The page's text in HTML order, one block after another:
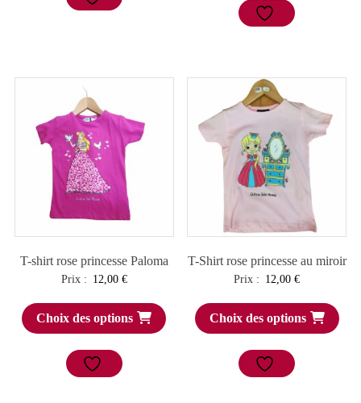
T-shirt rose princesse Paloma
Prix : 12,00 €
Choix des options
T-Shirt rose princesse au miroir
Prix : 12,00€
Choix des options